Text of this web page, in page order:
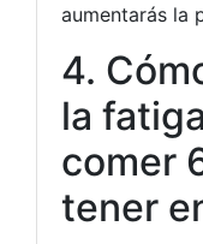
aumentarás la
4.
la
comer
tener